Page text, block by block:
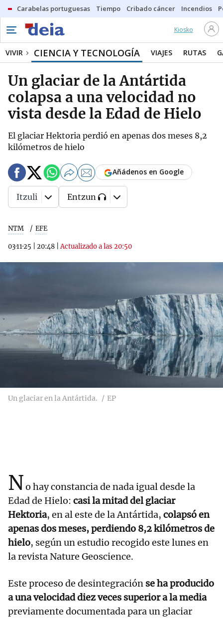
Carabelas portuguesas Tiempo Cribado cáncer Incendios
Kiosko
VIVIR CIENCIA Y TECNOLOGÍA VIAJES RUTAS
Un glaciar de la Antártida
colapsa a una velocidad no
vista desde la Edad de Hielo
El glaciar Hektoria perdió en apenas dos meses 8,2
kilómetros de hielo
NTM EFE
03·11·25 20:48 |Actualizado a las 20:50
Añádenos en Google
Itzuli Entzun
Un glaciar en la Antártida. EP
No hay constancia de nada igual desde la
Edad de Hielo: casi la mitad del glaciar
Hektoria, en al este de la Antártida, colapsó en
apenas dos meses, perdiendo 8,2 kilómetros de
hielo, según un estudio recogido este lunes en
la revista Nature Geoscience.
Este proceso de desintegración se ha producido
a una velocidad diez veces superior a la media
previamente documentada para un glaciar